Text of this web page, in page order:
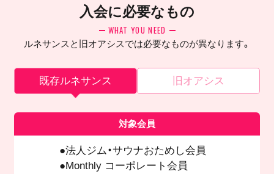
入会に必要なもの
WHAT YOU NEED
ルネサンスと旧オアシスでは必要なものが異なります。
既存ルネサンス 旧オアシス
対象会員
法人ジム・サウナおためし会員
Monthly コーポレート会員